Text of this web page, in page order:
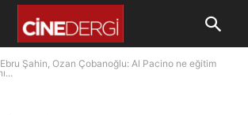
Ebru Şahin, Ozan Çobanoğlu: Al Pacino ne eğitim